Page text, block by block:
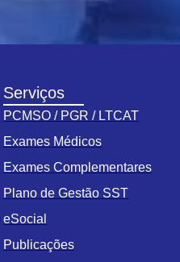
Serviços
PCMSO / PGR / LTCAT
Exames Médicos
Exames Complementares
Plano de Gestão SST
eSocial
Publicações